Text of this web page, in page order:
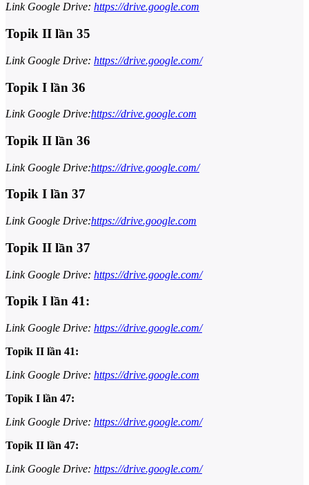
Link Google Drive: https://drive.google.com
Topik II lần 35
Link Google Drive: https://drive.google.com/
Topik I lần 36
Link Google Drive:https://drive.google.com
Topik II lần 36
Link Google Drive:https://drive.google.com/
Topik I lần 37
Link Google Drive:https://drive.google.com
Topik II lần 37
Link Google Drive: https://drive.google.com/
Topik I lần 41:
Link Google Drive: https://drive.google.com/
Topik II lần 41:
Link Google Drive: https://drive.google.com
Topik I lần 47:
Link Google Drive: https://drive.google.com/
Topik II lần 47:
Link Google Drive: https://drive.google.com/